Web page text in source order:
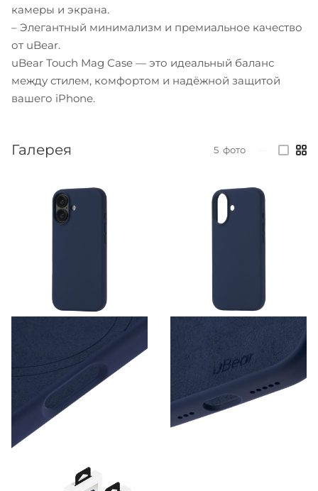
камеры и экрана.
– Элегантный минимализм и премиальное качество
от uBear.
uBear Touch Mag Case — это идеальный баланс
между стилем, комфортом и надёжной защитой
вашего iPhone.
Галерея 5 фото